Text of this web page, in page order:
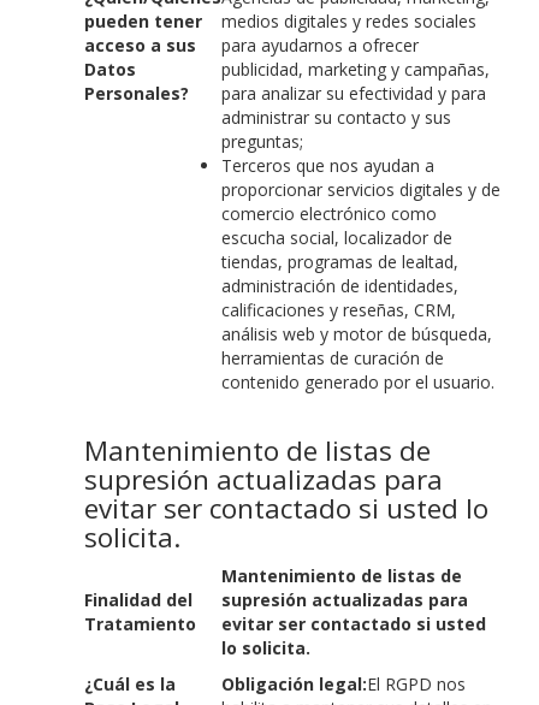
pueden tener
acceso a sus
Datos
Personales?
medios digitales y redes sociales
para ayudarnos a ofrecer
publicidad, marketing y campañas,
para analizar su efectividad y para
administrar su contacto y sus
preguntas;
Terceros que nos ayudan a
proporcionar servicios digitales y de
comercio electrónico como
escucha social, localizador de
tiendas, programas de lealtad,
administración de identidades,
calificaciones y reseñas, CRM,
análisis web y motor de búsqueda,
herramientas de curación de
contenido generado por el usuario.
Mantenimiento de listas de
supresión actualizadas para
evitar ser contactado si usted lo
solicita.
Finalidad del
Tratamiento
Mantenimiento de listas de
supresión actualizadas para
evitar ser contactado si usted
lo solicita.
¿Cuál es la
Obligación legal:El RGPD nos